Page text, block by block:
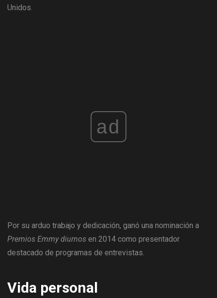
Unidos.
ad
Por su arduo trabajo y dedicación, ganó una nominación a
Premios Emmy diurnos en 2014 como presentador
destacado de programas de entrevistas.
Vida personal